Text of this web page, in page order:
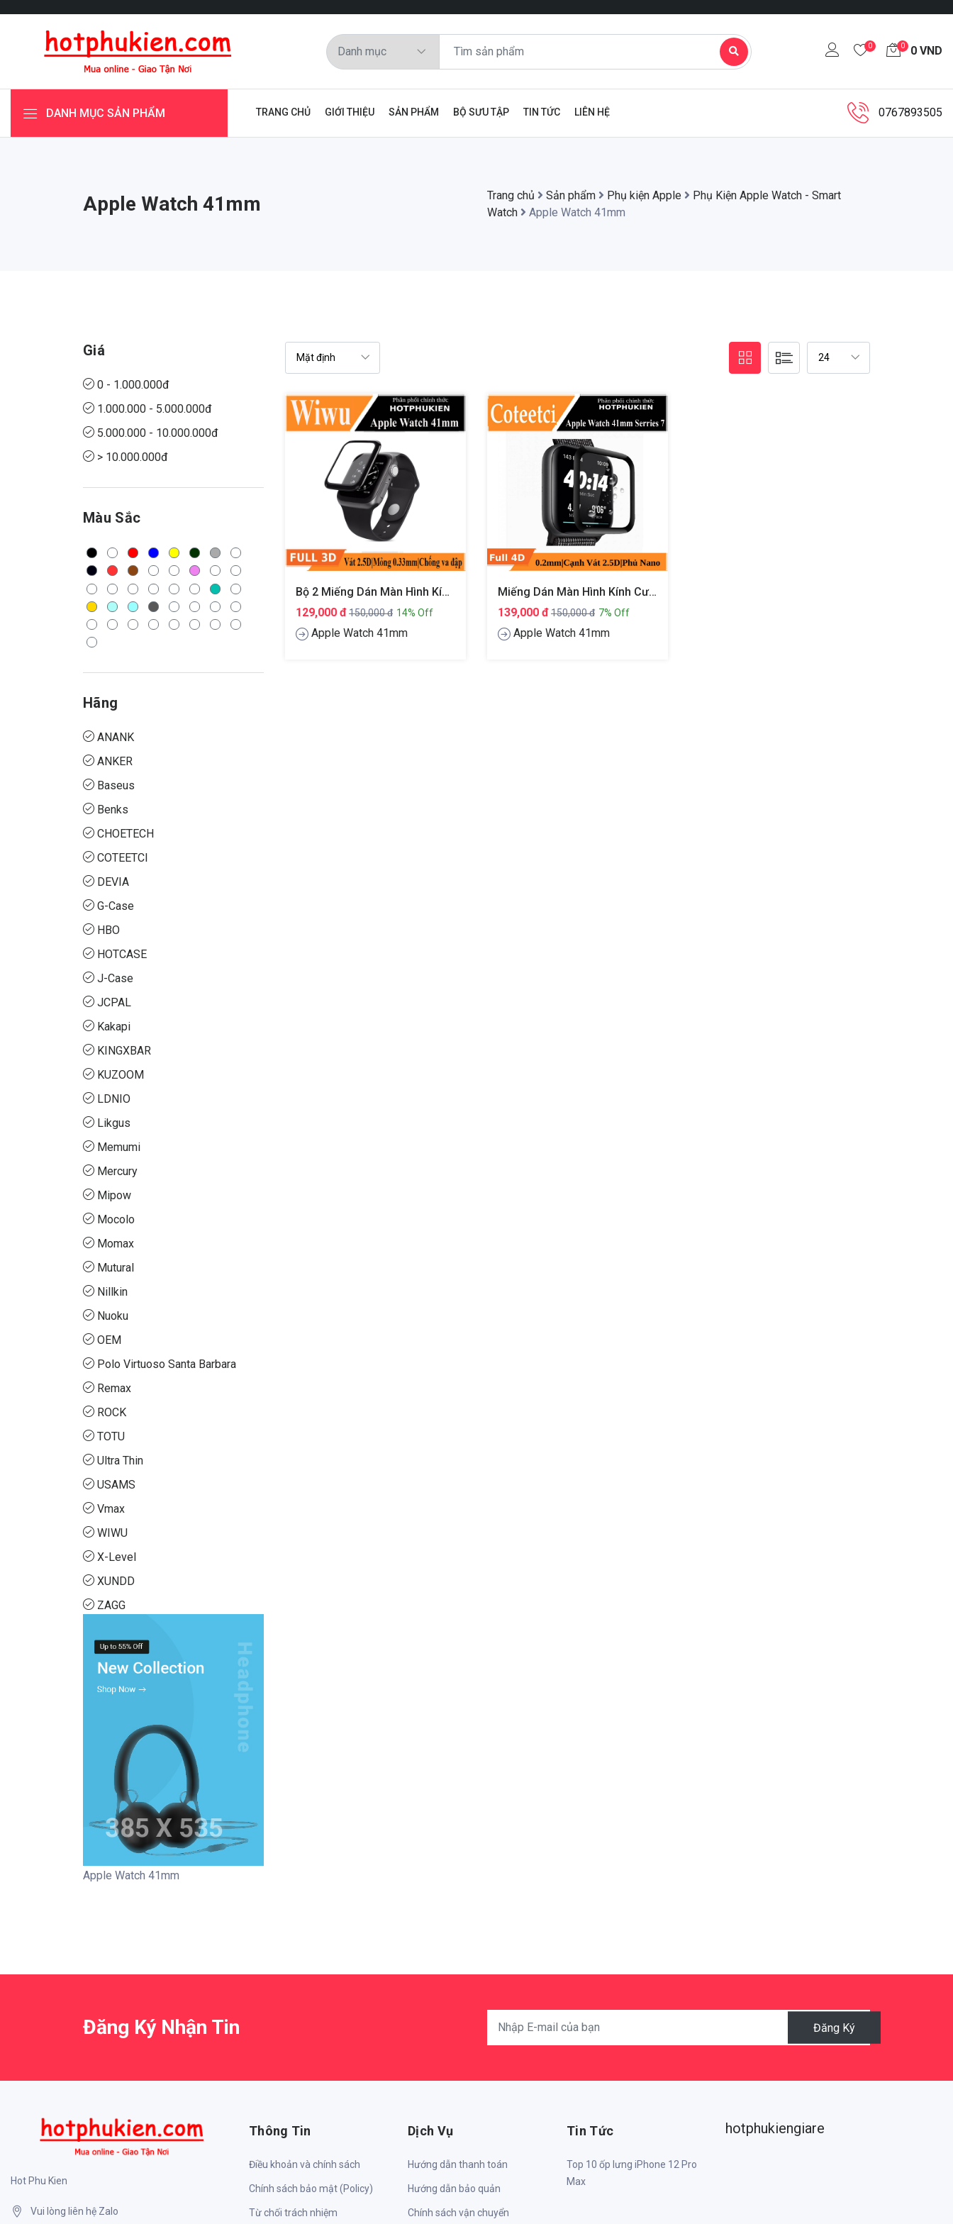
0 0 0 VND
DANH MỤC SẢN PHẨM TRANG CHỦ GIỚI THIỆU SẢN PHẨM BỘ SƯU TẬP TIN TỨC LIÊN HỆ 0767893505
Apple Watch 41mm Trang chủ Sản phẩm Phụ kiện Apple
Phụ Kiện Apple Watch - Smart
Watch
Apple Watch 41mm
Bộ 2 Miếng Dán Màn Hình Kính Cường Lực Full 3D Cho Apple Watch 41mm Hiệu WIWU IVista
129,000 đ150,000 đ 14% Off
Apple Watch 41mm
Miếng Dán Màn Hình Kính Cường Lực Full 4D Cho Apple Watch 41mm Series 7 Hiệu COTEETCI 4D IWatch
139,000 đ150,000 đ 7% Off
Apple Watch 41mm
Giá
0 - 1.000.000đ
1.000.000 - 5.000.000đ
5.000.000 - 10.000.000đ
> 10.000.000đ
Màu Sắc
Hãng
ANANK
ANKER
Baseus
Benks
CHOETECH
COTEETCI
DEVIA
G-Case
HBO
HOTCASE
J-Case
JCPAL
Kakapi
KINGXBAR
KUZOOM
LDNIO
Likgus
Memumi
Mercury
Mipow
Mocolo
Momax
Mutural
Nillkin
Nuoku
OEM
Polo Virtuoso Santa Barbara
Remax
ROCK
TOTU
Ultra Thin
USAMS
Vmax
WIWU
X-Level
XUNDD
ZAGG
Apple Watch 41mm
Đăng Ký Nhận Tin Đăng Ký
Hot Phu Kien
Vui lòng liên hệ Zalo
Thông Tin
Điều khoản và chính sách
Chính sách bảo mật (Policy)
Từ chối trách nhiệm
Dịch Vụ
Hướng dẫn thanh toán
Hướng dẫn bảo quản
Chính sách vận chuyển
Tin Tức
Top 10 ốp lưng iPhone 12 Pro
Max
hotphukiengiare